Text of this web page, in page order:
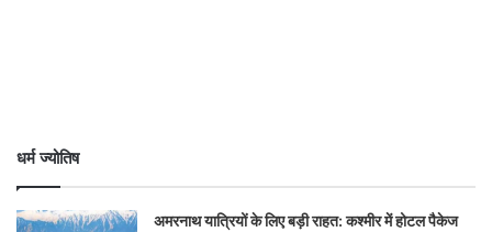
धर्म ज्योतिष
अमरनाथ यात्रियों के लिए बड़ी राहत: कश्मीर में होटल पैकेज